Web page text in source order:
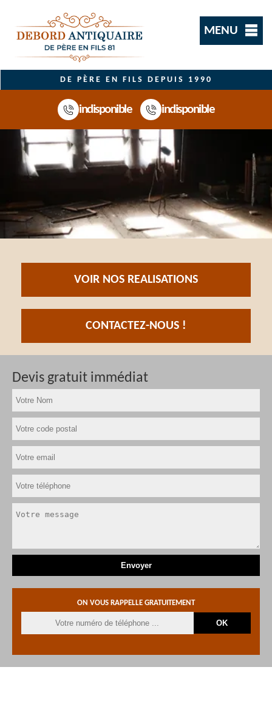
MENU
DE PÈRE EN FILS DEPUIS 1990
indisponible indisponible
VOIR NOS REALISATIONS
CONTACTEZ-NOUS !
Devis gratuit immédiat
ON VOUS RAPPELLE GRATUITEMENT